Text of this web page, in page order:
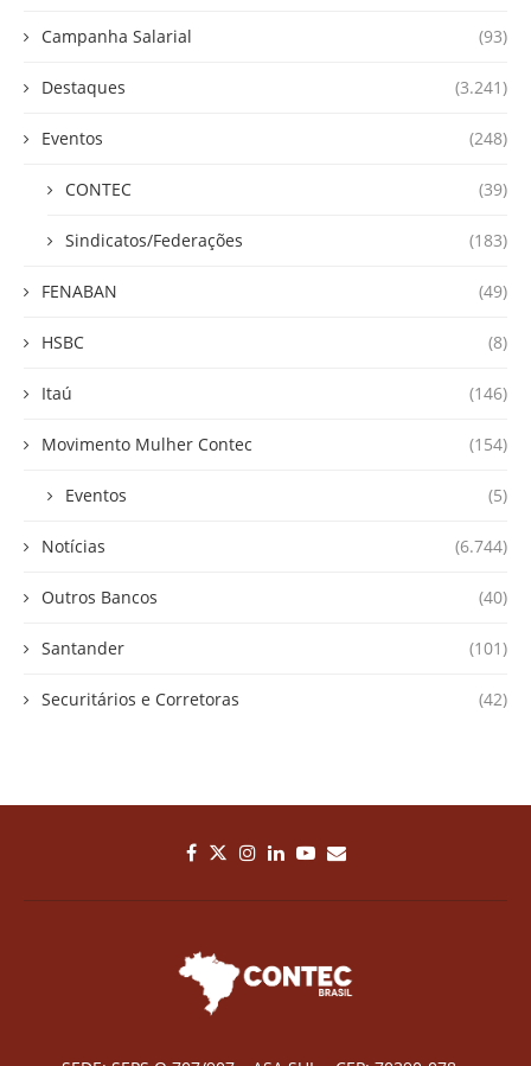
Campanha Salarial (93)
Destaques (3.241)
Eventos (248)
CONTEC (39)
Sindicatos/Federações (183)
FENABAN (49)
HSBC (8)
Itaú (146)
Movimento Mulher Contec (154)
Eventos (5)
Notícias (6.744)
Outros Bancos (40)
Santander (101)
Securitários e Corretoras (42)